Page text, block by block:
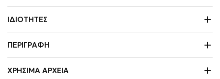
ΙΔΙΌΤΗΤΕΣ
ΠΕΡΙΓΡΑΦΉ
ΧΡΉΣΙΜΑ ΑΡΧΕΊΑ